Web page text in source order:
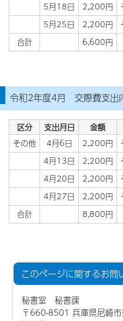
5月18日
2,200円
5月25日
2,200円
合計
6,600円
令和2年度4月 交際費支出
区分 支出月日 金額
その他
4月6日 2,200円
4月13日
2,200円
4月20日
2,200円
4月27日
2,200円
合計
8,800円
このページに関するお問
秘書室 秘書課
〒660-8501 兵庫県尼崎